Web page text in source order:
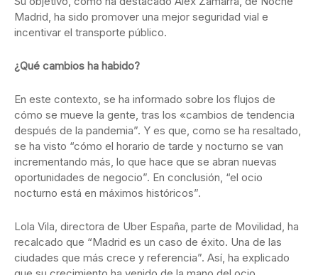
Madrid, ha sido promover una mejor seguridad vial e
incentivar el transporte público.
¿Qué cambios ha habido?
En este contexto, se ha informado sobre los flujos de
cómo se mueve la gente, tras los «cambios de tendencia
después de la pandemia”. Y es que, como se ha resaltado,
se ha visto “cómo el horario de tarde y nocturno se van
incrementando más, lo que hace que se abran nuevas
oportunidades de negocio”. En conclusión, “el ocio
nocturno está en máximos históricos”.
Lola Vila, directora de Uber España, parte de Movilidad, ha
recalcado que “Madrid es un caso de éxito. Una de las
ciudades que más crece y referencia”. Así, ha explicado